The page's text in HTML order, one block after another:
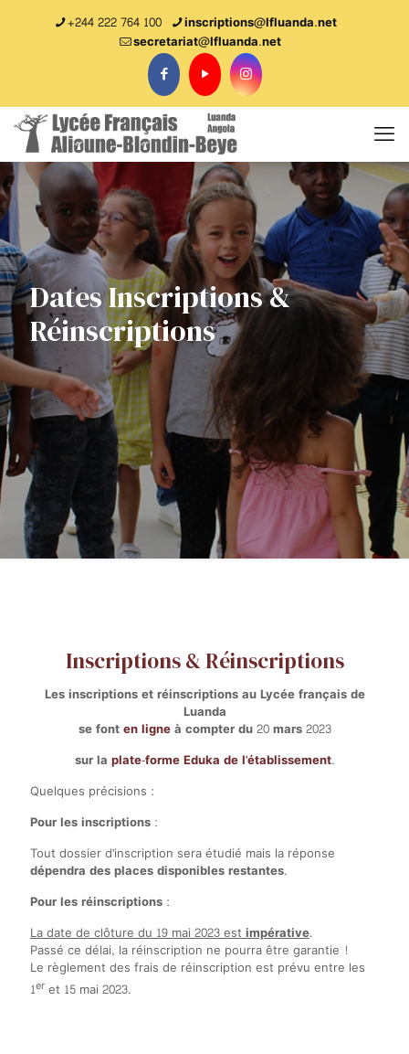
+244 222 764 100
inscriptions@lfluanda.net
secretariat@Ifluanda.net
Dates Inscriptions &
Réinscriptions
Inscriptions & Réinscriptions
Les inscriptions et réinscriptions au Lycée français de
Luanda
se fonten ligneà compter du 20 mars 2023
sur la plate-forme Eduka de l'établissement.
Quelques précisions :
Pour les inscriptions :
Tout dossier d'inscription sera étudié mais la réponse
dépendra des places disponibles restantes.
Pour les réinscriptions :
La date de clôture du 19 mai 2023 estimpérative.
Passé ce délai, la réinscription ne pourra être garantie !
Le règlement des frais de réinscription est prévu entre les
1er et 15 mai 2023.